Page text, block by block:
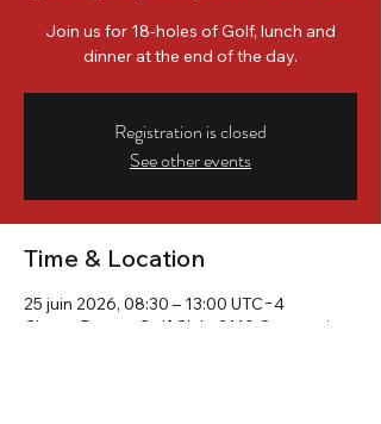
Join us for 18-holes of Golf, lunch and
Registration is closed
See other events
Time & Location
25 juin 2026, 08:30 – 13:00 UTC−4
Cherry Downs Golf Club, 2110 Concession